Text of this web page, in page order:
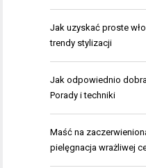
Jak uzyskać proste
trendy stylizacji
Jak odpowiednio
Porady i techniki
Maść na
pielęgnacja wrażliwej